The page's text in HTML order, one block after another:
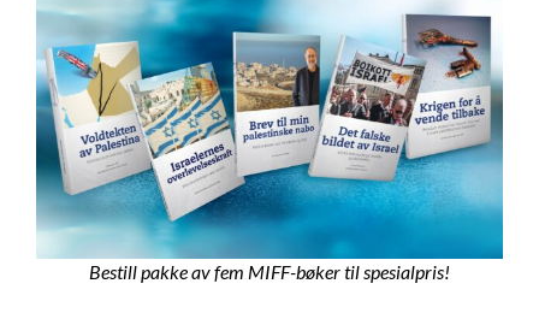
Bestill pakke av fem MIFF-bøker til spesialpris!